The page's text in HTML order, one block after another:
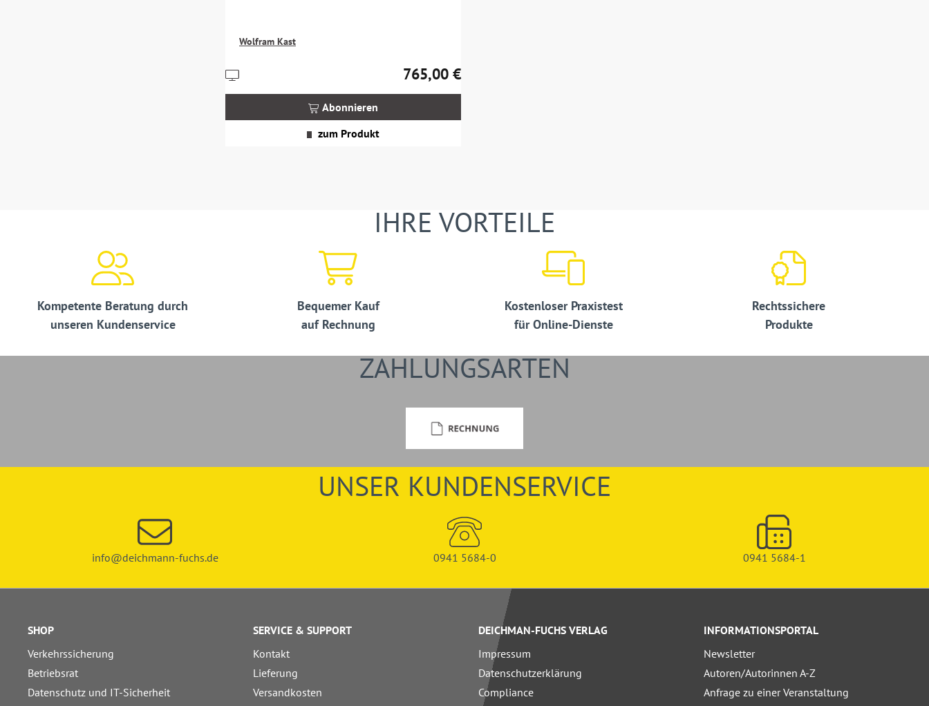
Wolfram Kast
Regulärer Preis:
765,00 €
Preise
Abonnieren
zum Produkt
IHRE VORTEILE
Kompetente Beratung durch
unseren Kundenservice
Bequemer Kauf
auf Rechnung
Kostenloser Praxistest
für Online-Dienste
Rechtssichere
Produkte
ZAHLUNGSARTEN
UNSER KUNDENSERVICE
info@deichmann-fuchs.de 0941 5684-0 0941 5684-1
SHOP
Verkehrssicherung
Betriebsrat
Datenschutz und IT-Sicherheit
SERVICE & SUPPORT
Kontakt
Lieferung
Versandkosten
DEICHMAN-FUCHS VERLAG
Impressum
Datenschutzerklärung
Compliance
INFORMATIONSPORTAL
Newsletter
Autoren/Autorinnen A-Z
Anfrage zu einer Veranstaltung